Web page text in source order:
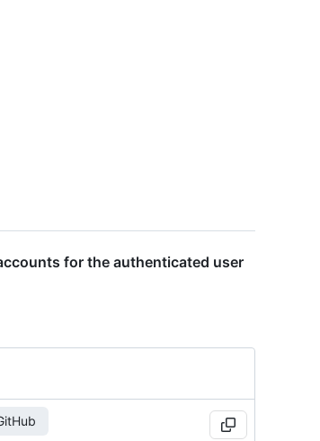
for the authenticated user